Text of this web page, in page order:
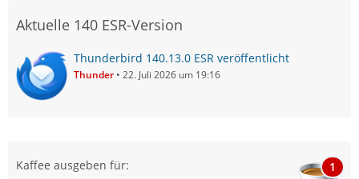
Aktuelle 140 ESR-Version
Thunderbird 140.13.0 ESR veröffentlicht
Thunder 22. Juli 2026 um 19:16
Kaffee ausgeben für: 1